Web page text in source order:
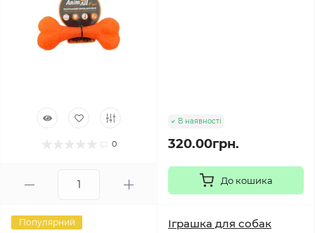
0
В наявності
320.00грн.
До кошика
Популярний Іграшка для собак